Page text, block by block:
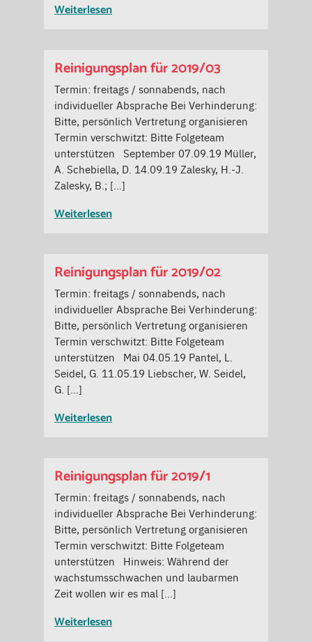
Weiterlesen
Reinigungsplan für 2019/03
Termin: freitags / sonnabends, nach
individueller Absprache Bei Verhinderung:
Bitte, persönlich Vertretung organisieren
Termin verschwitzt: Bitte Folgeteam
unterstützen September 07.09.19 Müller,
A. Schebiella, D. 14.09.19 Zalesky, H.-J.
Zalesky, B.; […]
Weiterlesen
Reinigungsplan für 2019/02
Termin: freitags / sonnabends, nach
individueller Absprache Bei Verhinderung:
Bitte, persönlich Vertretung organisieren
Termin verschwitzt: Bitte Folgeteam
unterstützen Mai 04.05.19 Pantel, L.
Seidel, G. 11.05.19 Liebscher, W. Seidel,
G. […]
Weiterlesen
Reinigungsplan für 2019/1
Termin: freitags / sonnabends, nach
individueller Absprache Bei Verhinderung:
Bitte, persönlich Vertretung organisieren
Termin verschwitzt: Bitte Folgeteam
unterstützen Hinweis: Während der
wachstumsschwachen und laubarmen
Zeit wollen wir es mal […]
Weiterlesen